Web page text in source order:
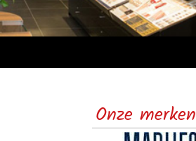
Onze merken